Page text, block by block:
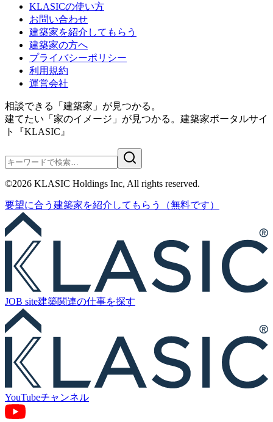
KLASICの使い方
お問い合わせ
建築家を紹介してもらう
建築家の方へ
プライバシーポリシー
利用規約
運営会社
相談できる「建築家」が見つかる。
建てたい「家のイメージ」が見つかる。 建築家ポータルサイ
ト『KLASIC』
©2026 KLASIC Holdings Inc, All rights reserved.
要望に合う 建築家を紹介 してもらう （無料です）
JOB site建築関連の仕事を探す
YouTubeチャンネル